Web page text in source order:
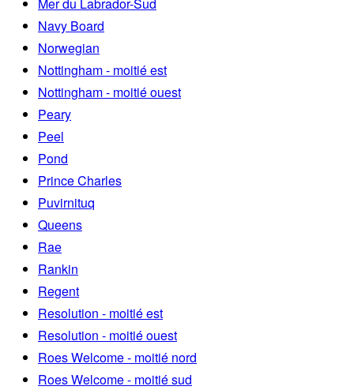
Mer du Labrador-Sud
Navy Board
Norwegian
Nottingham - moitié est
Nottingham - moitié ouest
Peary
Peel
Pond
Prince Charles
Puvirnituq
Queens
Rae
Rankin
Regent
Resolution - moitié est
Resolution - moitié ouest
Roes Welcome - moitié nord
Roes Welcome - moitié sud